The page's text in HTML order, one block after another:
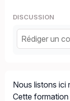
DISCUSSION
Nous listons ici
Cette